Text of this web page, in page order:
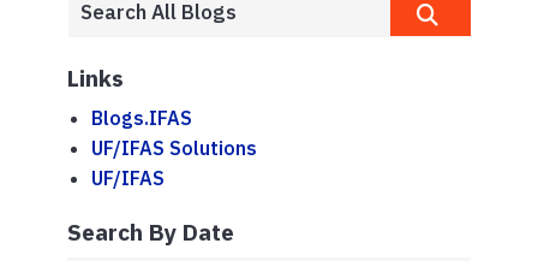
Links
Blogs.IFAS
UF/IFAS Solutions
UF/IFAS
Search By Date